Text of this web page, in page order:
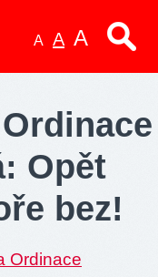
A A A
Opět
bez!